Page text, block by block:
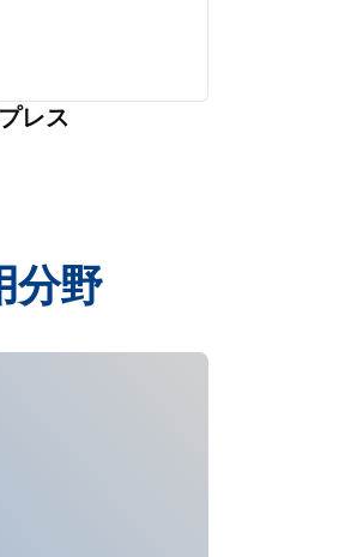
レス
分野